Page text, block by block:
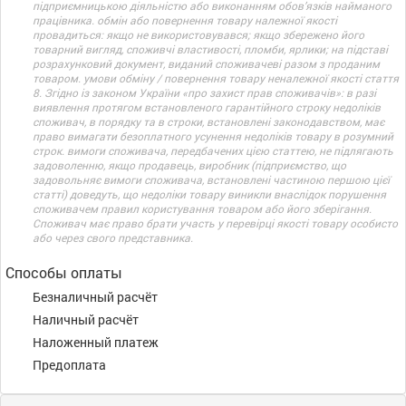
підприємницькою діяльністю або виконанням обов’язків найманого
працівника. обмін або повернення товару належної якості
провадиться: якщо не використовувався; якщо збережено його
товарний вигляд, споживчі властивості, пломби, ярлики; на підставі
розрахунковий документ, виданий споживачеві разом з проданим
товаром. умови обміну / повернення товару неналежної якості стаття
8. Згідно із законом України «про захист прав споживачів»: в разі
виявлення протягом встановленого гарантійного строку недоліків
споживач, в порядку та в строки, встановлені законодавством, має
право вимагати безоплатного усунення недоліків товару в розумний
строк. вимоги споживача, передбачених цією статтею, не підлягають
задоволенню, якщо продавець, виробник (підприємство, що
задовольняє вимоги споживача, встановлені частиною першою цієї
статті) доведуть, що недоліки товару виникли внаслідок порушення
споживачем правил користування товаром або його зберігання.
Споживач має право брати участь у перевірці якості товару особисто
або через свого представника.
Способы оплаты
Безналичный расчёт
Наличный расчёт
Наложенный платеж
Предоплата